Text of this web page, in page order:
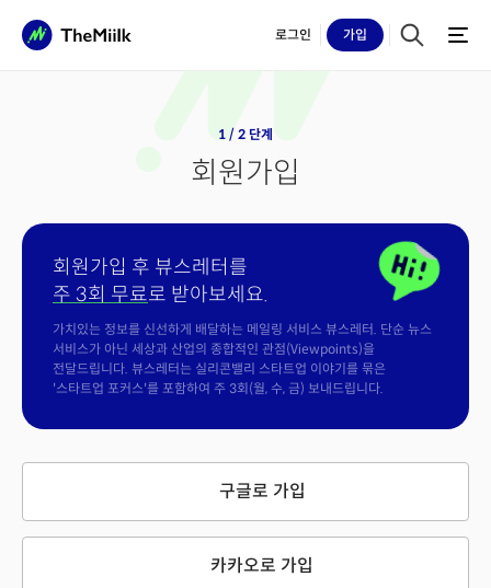
로그인 가입
1 / 2 단계
회원가입
회원가입 후 뷰스레터를
주 3회 무료로 받아보세요.
가치있는 정보를 신선하게 배달하는 메일링 서비스 뷰스레터. 단순 뉴스
서비스가 아닌 세상과 산업의 종합적인 관점(Viewpoints)을
전달드립니다. 뷰스레터는 실리콘밸리 스타트업 이야기를 묶은
'스타트업 포커스'를 포함하여 주 3회(월, 수, 금) 보내드립니다.
구글로 가입
카카오로 가입